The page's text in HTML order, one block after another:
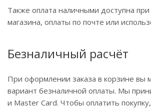
Также оплата наличными доступна
магазина, оплаты по почте или
Безналичный расчёт
При оформлении заказа в корзине вы
вариант безналичной оплаты. Мы
и Master Card. Чтобы оплатить